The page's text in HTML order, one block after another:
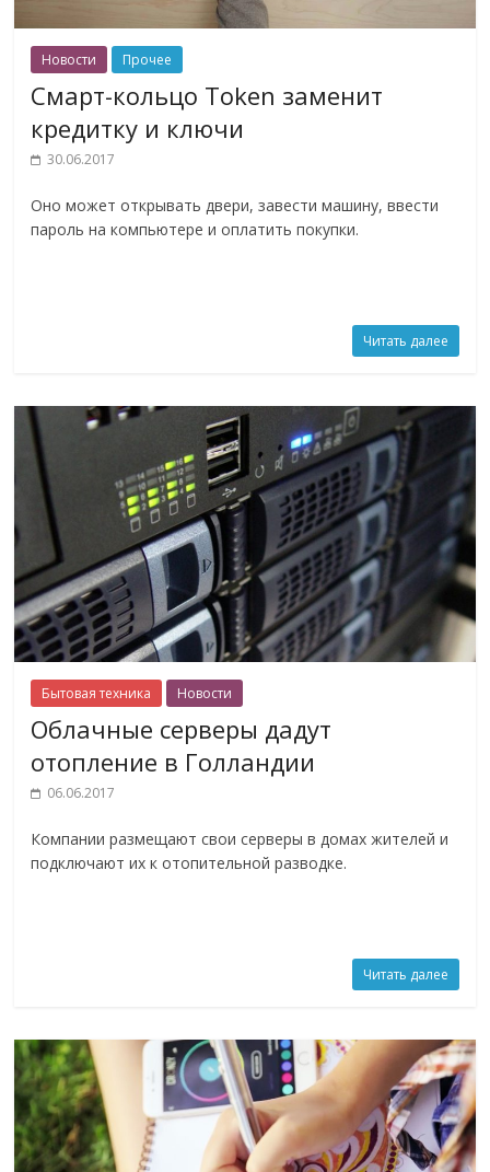
Новости Прочее
Смарт-кольцо Token заменит
кредитку и ключи
30.06.2017
Оно может открывать двери, завести машину, ввести
пароль на компьютере и оплатить покупки.
Читать далее
Бытовая техника Новости
Облачные серверы дадут
отопление в Голландии
06.06.2017
Компании размещают свои серверы в домах жителей и
подключают их к отопительной разводке.
Читать далее